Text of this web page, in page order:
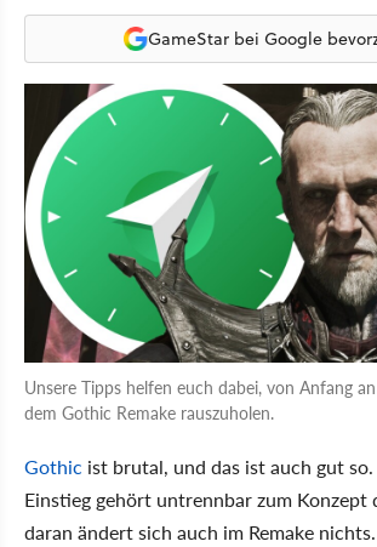
GameStar bei Google
Unsere Tipps helfen euch dabei, von Anfang
dem Gothic Remake rauszuholen.
Gothic ist brutal, und das ist auch gut
Einstieg gehört untrennbar zum Konzept
daran ändert sich auch im Remake